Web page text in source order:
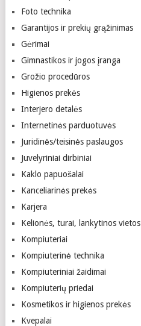
Foto technika
Garantijos ir prekių grąžinimas
Gėrimai
Gimnastikos ir jogos įranga
Grožio procedūros
Higienos prekės
Interjero detalės
Internetinės parduotuvės
Juridinės/teisinės paslaugos
Juvelyriniai dirbiniai
Kaklo papuošalai
Kanceliarinės prekės
Karjera
Kelionės, turai, lankytinos vietos
Kompiuteriai
Kompiuterinė technika
Kompiuteriniai žaidimai
Kompiuterių priedai
Kosmetikos ir higienos prekės
Kvepalai